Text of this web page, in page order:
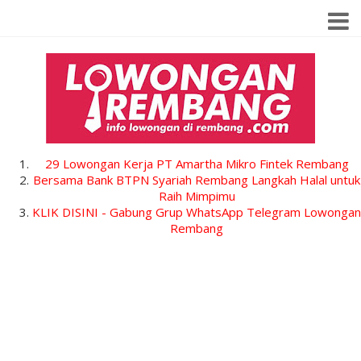
29 Lowongan Kerja PT Amartha Mikro Fintek Rembang
Bersama Bank BTPN Syariah Rembang Langkah Halal untuk
Raih Mimpimu
KLIK DISINI - Gabung Grup WhatsApp Telegram Lowongan
Rembang